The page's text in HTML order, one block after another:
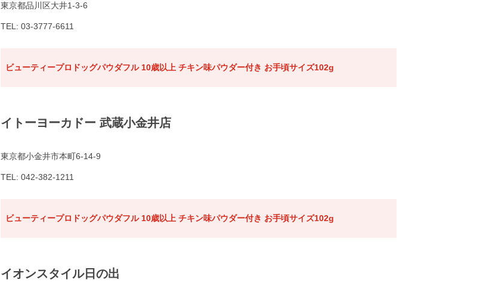
東京都品川区大井1-3-6
TEL: 03-3777-6611
ビューティープロドッグパウダフル 10歳以上 チキン味パウダー付き お手頃サイズ102g
イトーヨーカドー 武蔵小金井店
東京都小金井市本町6-14-9
TEL: 042-382-1211
ビューティープロドッグパウダフル 10歳以上 チキン味パウダー付き お手頃サイズ102g
イオンスタイル日の出